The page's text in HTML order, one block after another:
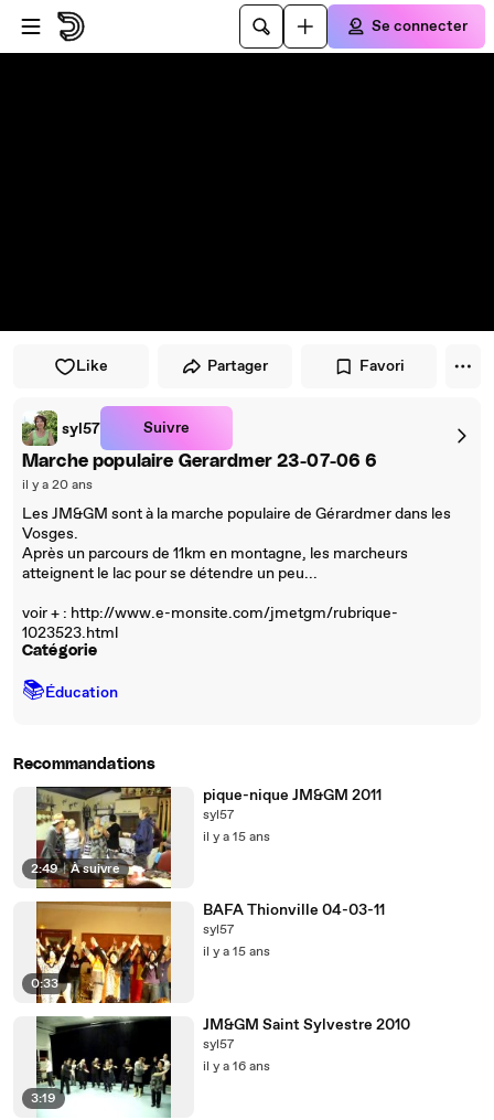
Passer au player
Passer au contenu principal
Se connecter
Like Partager Favori
syl57 Suivre
Marche populaire Gerardmer 23-07-06 6
il y a 20 ans
Les JM&GM sont à la marche populaire de Gérardmer dans les
Vosges.
Après un parcours de 11km en montagne, les marcheurs
atteignent le lac pour se détendre un peu...
voir + : http://www.e-monsite.com/jmetgm/rubrique-
1023523.html
Catégorie
📚Éducation
Recommandations
2:49 | À suivre
pique-nique JM&GM 2011
syl57
il y a 15 ans
0:33
BAFA Thionville 04-03-11
syl57
il y a 15 ans
3:19
JM&GM Saint Sylvestre 2010
syl57
il y a 16 ans